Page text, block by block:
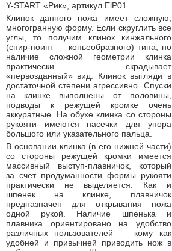
Y-START «Рик», артикул ElP01
Клинок данного ножа имеет сложную,
многогранную форму. Если скруглить все
углы, то получим клинок кинжального
(спир-поинт — копьеобразного) типа, но
наличие сложной геометрии клинка
практически скрадывает
«первозданный» вид. Клинок выгляди в
достаточной степени агрессивно. Спуски
на клинке выполнены от половины,
подводы к режущей кромке очень
аккуратные. На обухе клинка со стороны
рукояти имеются насечки для упора
большого или указательного пальца.
В основании клинка (в его нижней части)
со стороны режущей кромки имеется
массивный выступ-плавничок, который
за счет продуманности формы рукояти
практически не выделяется. Как и
шпенек на клинке, плавничок
предназначен для открывания ножа
одной рукой. Наличие шпенька и
плавника ориентировано на удобство
различных пользователей — кому как
удобней и привычней приводить нож в